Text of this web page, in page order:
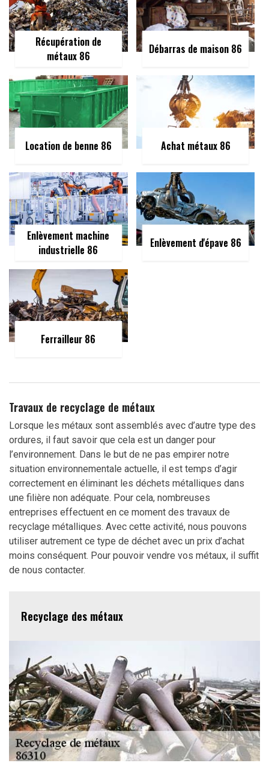
Récupération de
métaux 86
Débarras de maison 86
Location de benne 86 Achat métaux 86
Enlèvement machine
industrielle 86
Enlèvement d'épave 86
Ferrailleur 86
Travaux de recyclage de métaux
Lorsque les métaux sont assemblés avec d’autre type des
ordures, il faut savoir que cela est un danger pour
l’environnement. Dans le but de ne pas empirer notre
situation environnementale actuelle, il est temps d’agir
correctement en éliminant les déchets métalliques dans
une filière non adéquate. Pour cela, nombreuses
entreprises effectuent en ce moment des travaux de
recyclage métalliques. Avec cette activité, nous pouvons
utiliser autrement ce type de déchet avec un prix d’achat
moins conséquent. Pour pouvoir vendre vos métaux, il suffit
de nous contacter.
Recyclage des métaux